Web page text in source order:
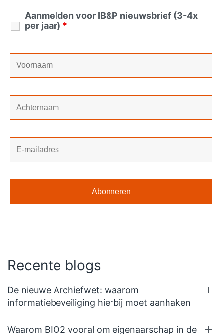
Aanmelden voor IB&P nieuwsbrief (3-4x
per jaar) *
Recente blogs
De nieuwe Archiefwet: waarom
informatiebeveiliging hierbij moet aanhaken
Waarom BIO2 vooral om eigenaarschap in de